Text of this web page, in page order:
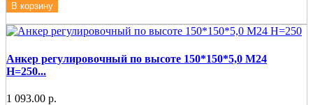
В корзину
Анкер регулировочный по высоте 150*150*5,0 М24
Н=250...
1 093.00 р.